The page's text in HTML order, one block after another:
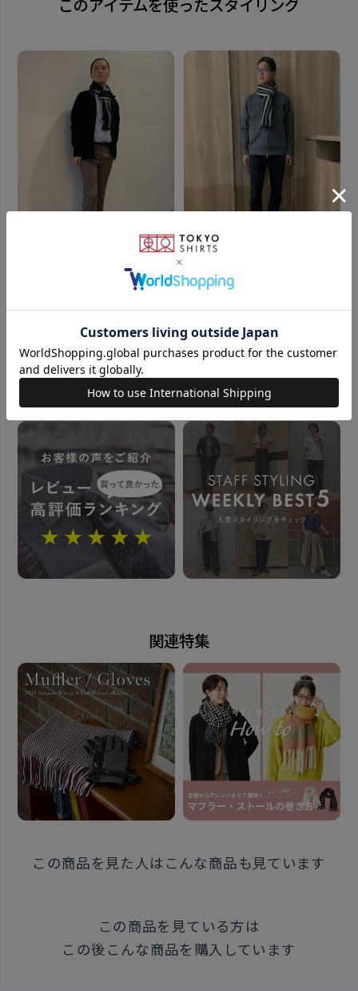
りを加える、小粋な装いに。
素材
アクリル100%
全長：約30×175cm (内フリンジ20cm)
※寸法は多少前後します。
中国
この商品に対するお問い合わせ
S 172cm
おすすめコンテンツ
関連特集
この商品を見た人はこんな商品も見ています
この商品を見ている方は
この後こんな商品を購入しています